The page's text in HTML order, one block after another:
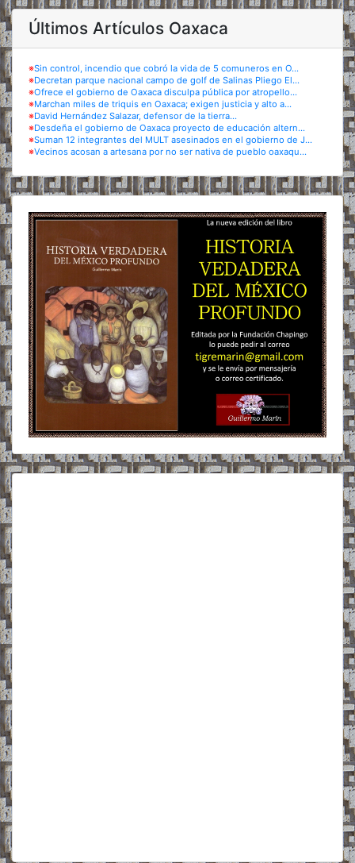
Últimos Artículos Oaxaca
※Sin control, incendio que cobró la vida de 5 comuneros en O...
※Decretan parque nacional campo de golf de Salinas Pliego El...
※Ofrece el gobierno de Oaxaca disculpa pública por atropello...
※Marchan miles de triquis en Oaxaca; exigen justicia y alto a...
※David Hernández Salazar, defensor de la tierra...
※Desdeña el gobierno de Oaxaca proyecto de educación altern...
※Suman 12 integrantes del MULT asesinados en el gobierno de J...
※Vecinos acosan a artesana por no ser nativa de pueblo oaxaqu...